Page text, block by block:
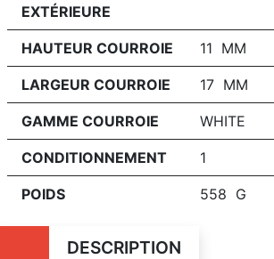
EXTÉRIEURE
HAUTEUR COURROIE 11 MM
LARGEUR COURROIE 17 MM
GAMME COURROIE WHITE
CONDITIONNEMENT 1
POIDS 558 G
DESCRIPTION